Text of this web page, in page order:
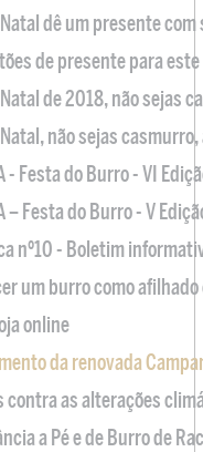
dê um presente
de presente para este
de 2018, não sejas
não sejas
- Festa do Burro - VI
– Festa do Burro - V
nº10 - Boletim
um burro como
online
da renovada
contra as alterações
a Pé e de Burro de